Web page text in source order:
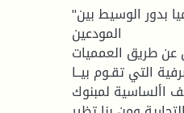
"تعد البنوك أىم قنوات تجميع األموال وتوزيعيا من خالل قياميا بدور الوسيط بين
المودعين
عن طريق العمميات
التي تقـوم بيــا
األساسية لمبنوك